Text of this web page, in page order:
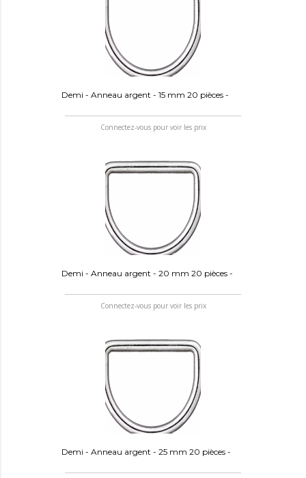
Demi - Anneau argent - 15 mm 20 pièces -
Connectez-vous pour voir les prix
Demi - Anneau argent - 20 mm 20 pièces -
Connectez-vous pour voir les prix
Demi - Anneau argent - 25 mm 20 pièces -